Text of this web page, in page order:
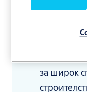
Стилни
за широк